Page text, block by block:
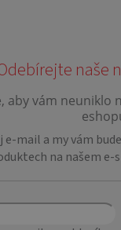
e-mail a my vám
na našem e-